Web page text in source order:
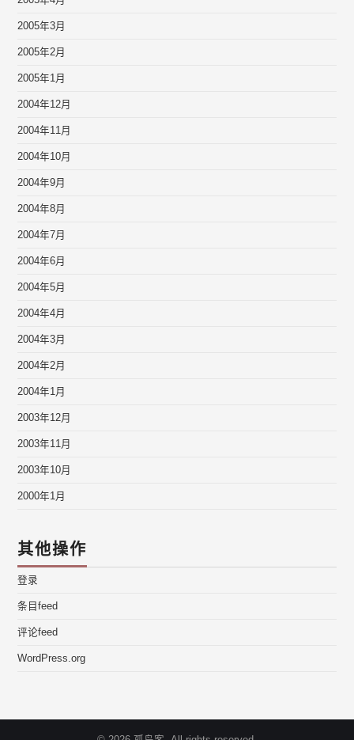
2005年3月
2005年2月
2005年1月
2004年12月
2004年11月
2004年10月
2004年9月
2004年8月
2004年7月
2004年6月
2004年5月
2004年4月
2004年3月
2004年2月
2004年1月
2003年12月
2003年11月
2003年10月
2000年1月
其他操作
登录
条目feed
评论feed
WordPress.org